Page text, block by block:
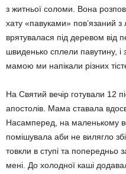
з житньої соло­ми. Вона
хату «павуками» пов’язаний
врятувалася під деревом від
швиденько сплели павутину,
мамою ми напікали різних
На Святий вечір готували 12
апостолів. Мама ставала
Насамперед, на маленькому
помішувала аби не вилягло
товкли в ступі та
мені. До холодної каші